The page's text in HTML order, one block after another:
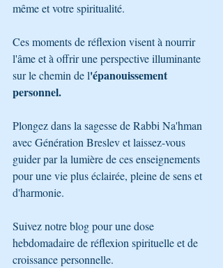
même et votre spiritualité.
Ces moments de réflexion visent à nourrir
l'âme et à offrir une perspective illuminante
sur le chemin de l'épanouissement
personnel.
Plongez dans la sagesse de Rabbi Na'hman
avec Génération Breslev et laissez-vous
guider par la lumière de ces enseignements
pour une vie plus éclairée, pleine de sens et
d'harmonie.
Suivez notre blog pour une dose
hebdomadaire de réflexion spirituelle et de
croissance personnelle.